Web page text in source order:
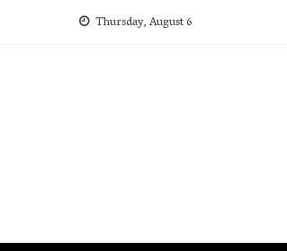
Thursday, August 6